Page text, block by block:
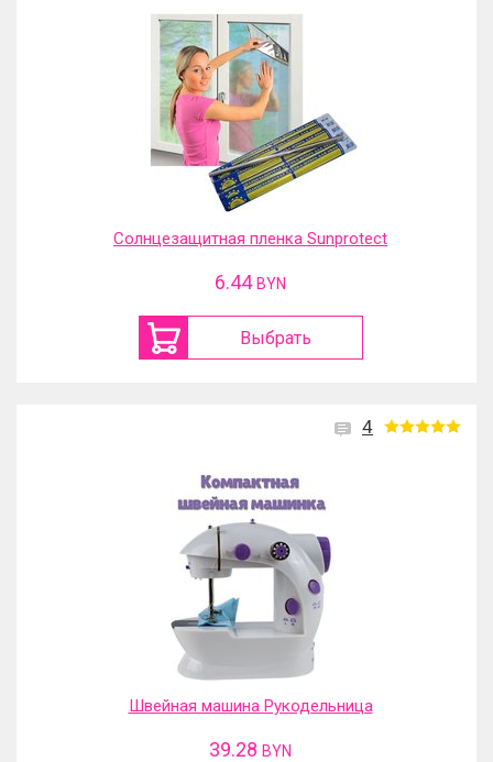
Солнцезащитная пленка Sunprotect
6.44 BYN
Выбрать
4
Швейная машина Рукодельница
39.28 BYN